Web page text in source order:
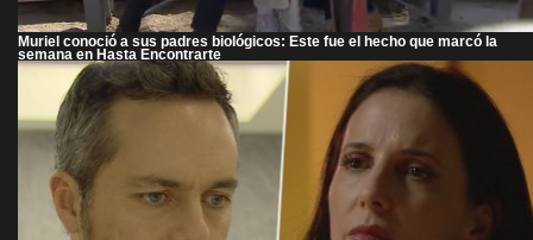
Muriel conoció a sus padres biológicos: Este fue el hecho que marcó la
semana en Hasta Encontrarte